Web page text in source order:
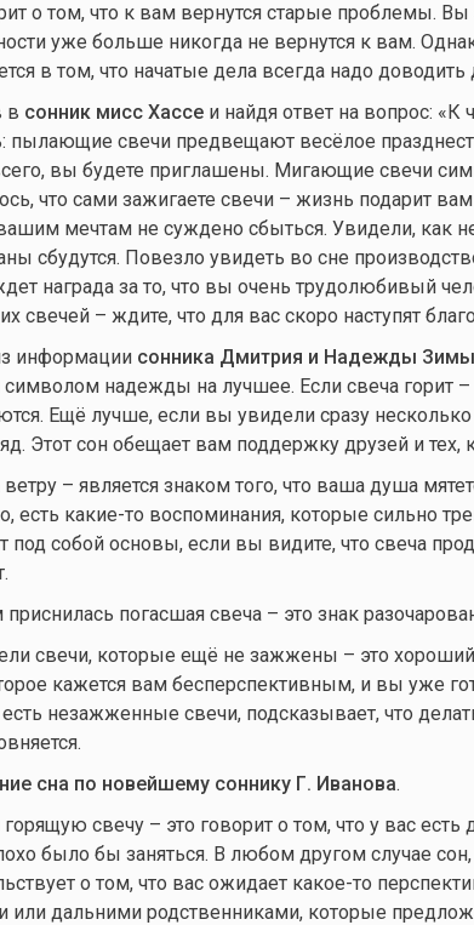
о том, что к вам вернутся старые проблемы.
уже больше никогда не вернутся к вам.
в том, что начатые дела всегда надо доводить
в сонник мисс Хассеи найдя ответ на вопрос: «К
пылающие свечи предвещают весёлое
вы будете приглашены. Мигающие свечи
что сами зажигаете свечи – жизнь подарит
мечтам не суждено сбыться. Увидели, как
сбудутся. Повезло увидеть во сне
награда за то, что вы очень трудолюбивый
свечей – ждите, что для вас скоро наступят
информации сонника Дмитрия и Надежды Зимы
символом надежды на лучшее. Если свеча горит
Ещё лучше, если вы увидели сразу
Этот сон обещает вам поддержку друзей и тех,
– является знаком того, что ваша душа
есть какие-то воспоминания, которые сильно
под собой основы, если вы видите, что свеча
погасшая свеча – это знак
свечи, которые ещё не зажжены – это хороший
кажется вам бесперспективным, и вы уже
незажженные свечи, подсказывает, что
сна по новейшему соннику Г. Иванова.
свечу – это говорит о том, что у вас есть
было бы заняться. В любом другом случае
о том, что вас ожидает какое-то
или дальними родственниками, которые